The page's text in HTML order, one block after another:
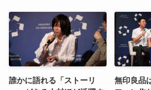
誰かに語れる「ストーリ
無印良品